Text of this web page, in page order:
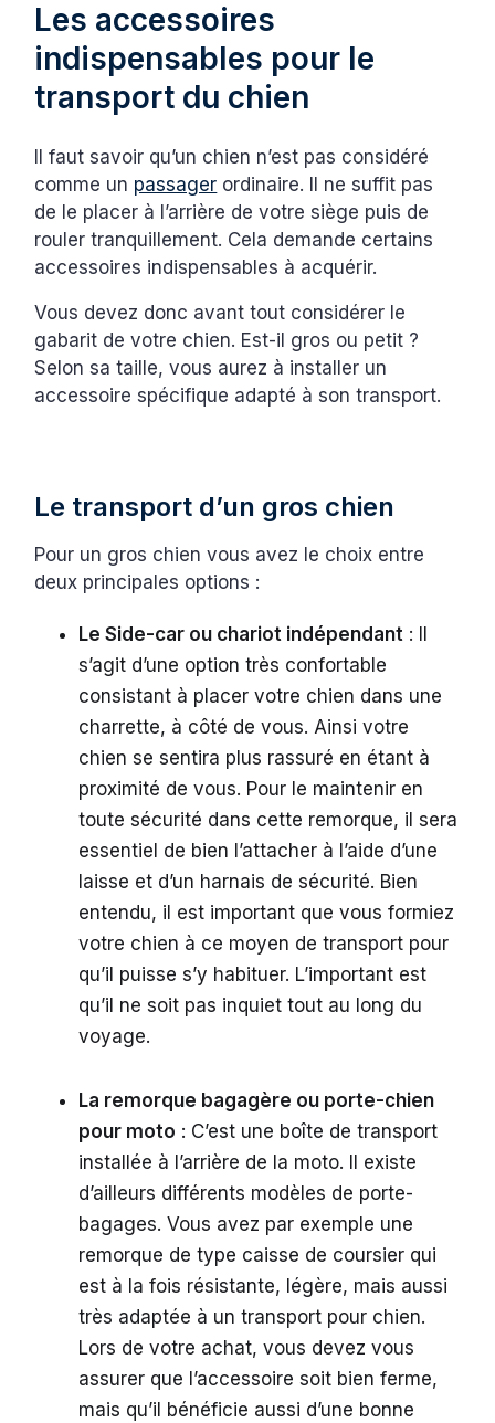
Les accessoires
indispensables pour le
transport du chien
Il faut savoir qu’un chien n’est pas considéré
comme un passager ordinaire. Il ne suffit pas
de le placer à l’arrière de votre siège puis de
rouler tranquillement. Cela demande certains
accessoires indispensables à acquérir.
Vous devez donc avant tout considérer le
gabarit de votre chien. Est-il gros ou petit ?
Selon sa taille, vous aurez à installer un
accessoire spécifique adapté à son transport.
Le transport d’un gros chien
Pour un gros chien vous avez le choix entre
deux principales options :
Le Side-car ou chariot indépendant : Il
s’agit d’une option très confortable
consistant à placer votre chien dans une
charrette, à côté de vous. Ainsi votre
chien se sentira plus rassuré en étant à
proximité de vous. Pour le maintenir en
toute sécurité dans cette remorque, il sera
essentiel de bien l’attacher à l’aide d’une
laisse et d’un harnais de sécurité. Bien
entendu, il est important que vous formiez
votre chien à ce moyen de transport pour
qu’il puisse s’y habituer. L’important est
qu’il ne soit pas inquiet tout au long du
voyage.
La remorque bagagère ou porte-chien
pour moto : C’est une boîte de transport
installée à l’arrière de la moto. Il existe
d’ailleurs différents modèles de porte-
bagages. Vous avez par exemple une
remorque de type caisse de coursier qui
est à la fois résistante, légère, mais aussi
très adaptée à un transport pour chien.
Lors de votre achat, vous devez vous
assurer que l’accessoire soit bien ferme,
mais qu’il bénéficie aussi d’une bonne